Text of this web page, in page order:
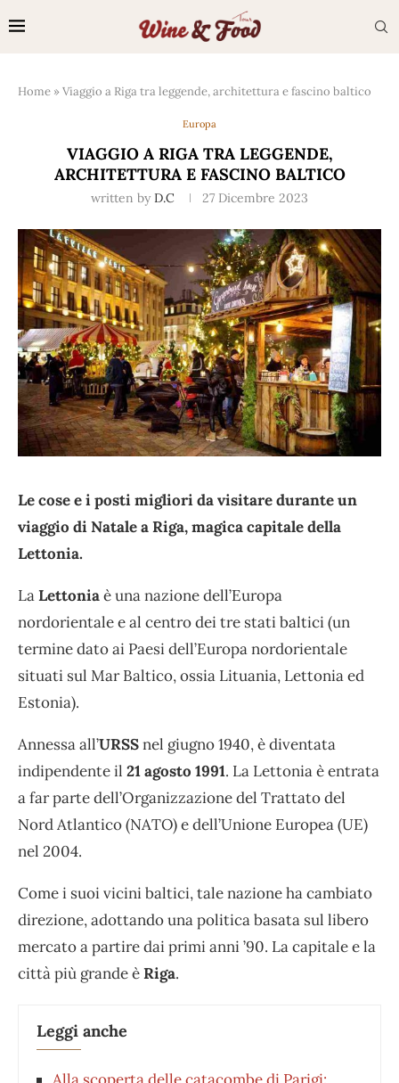
Home »Viaggio a Riga tra leggende, architettura e fascino baltico
Europa
VIAGGIO A RIGA TRA LEGGENDE,
ARCHITETTURA E FASCINO BALTICO
written by D.C 27 Dicembre 2023
Le cose e i posti migliori da visitare durante un
viaggio di Natale a Riga, magica capitale della
Lettonia.
LaLettoniaè una nazione dell’Europa
nordorientale e al centro dei tre stati baltici (un
termine dato ai Paesi dell’Europa nordorientale
situati sul Mar Baltico, ossia Lituania, Lettonia ed
Estonia).
Annessa all’URSSnel giugno 1940, è diventata
indipendente il 21 agosto 1991. La Lettonia è entrata
a far parte dell’Organizzazione del Trattato del
Nord Atlantico (NATO) e dell’Unione Europea (UE)
nel 2004.
Come i suoi vicini baltici, tale nazione ha cambiato
direzione, adottando una politica basata sul libero
mercato a partire dai primi anni ’90. La capitale e la
città più grande èRiga.
Leggi anche